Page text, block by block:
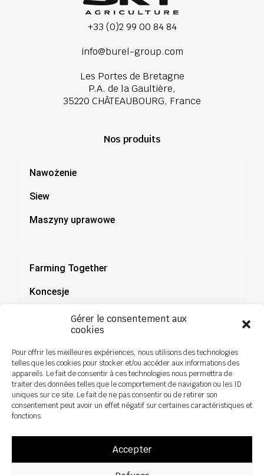
Gérer le consentement aux
cookies
Pour offrir les meilleures expériences, nous utilisons des technologies
telles que les cookies pour stocker et/ou accéder aux informations des
appareils. Le fait de consentir à ces technologies nous permettra de
traiter des données telles que le comportement de navigation ou les ID
uniques sur ce site. Le fait de ne pas consentir ou de retirer son
consentement peut avoir un effet négatif sur certaines caractéristiques et
fonctions.
Accepter
+33 (0)2 99 00 84 84
info@burel-group.com
Les Portes de Bretagne
P.A. de la Gaultière,
35220 CHÂTEAUBOURG, France
Nos produits
Nawożenie
Siew
Maszyny uprawowe
Farming Together
Koncesje
Dokumentacja